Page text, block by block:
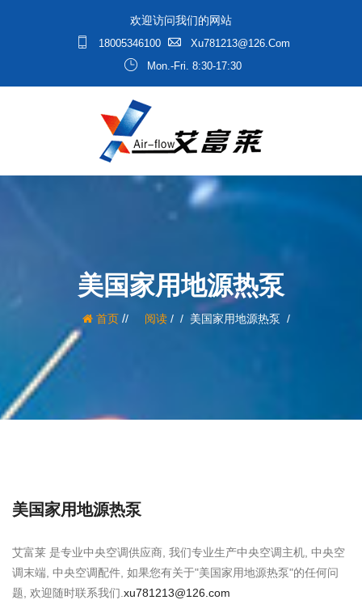
欢迎访问我们的网站
18005346100
Xu781213@126.com
Mon.-Fri. 8:30-17:30
美国家用地源热泵
首页/ 阅读/ 美国家用地源热泵
美国家用地源热泵
艾富莱 是专业中央空调供应商, 我们专业生产中央空调主机, 中央空
调末端, 中央空调配件, 如果您有关于"美国家用地源热泵"的任何问
题, 欢迎随时联系我们. xu781213@126.com